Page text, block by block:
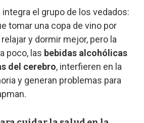
el grupo de los vedados:
tomar una copa de vino por
y dormir mejor, pero la
poco, las bebidas alcohólicas
del cerebro, interfieren en la
y generan problemas para